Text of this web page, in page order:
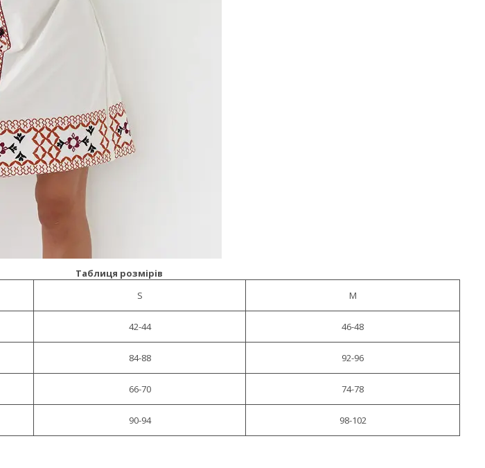
Таблиця розмірів
S M
42-44 46-48
84-88 92-96
66-70 74-78
90-94 98-102